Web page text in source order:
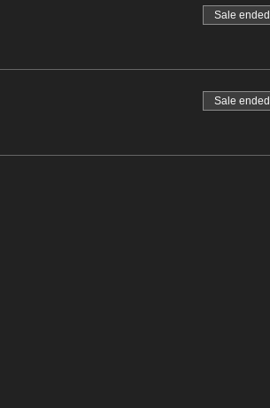
Sale ended
Sale ended